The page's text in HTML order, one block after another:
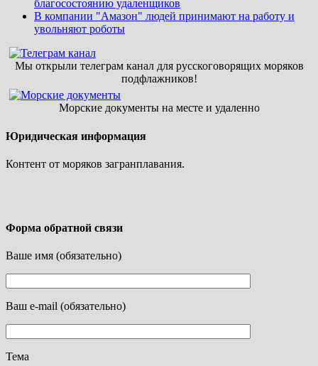
благосостоянию удаленщиков
В компании "Амазон" людей принимают на работу и
увольняют роботы
Мы открыли телеграм канал для русскоговорящих моряков
подфлажников!
Морские документы на месте и удаленно
Юридическая информация
Контент от моряков загранплавания.
Форма обратной связи
Ваше имя (обязательно)
Ваш e-mail (обязательно)
Тема